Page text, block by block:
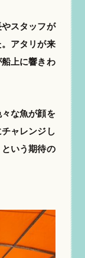
スタッフが
アタリが来
上に響きわ
な魚が顔を
ャレンジし
いう期待の